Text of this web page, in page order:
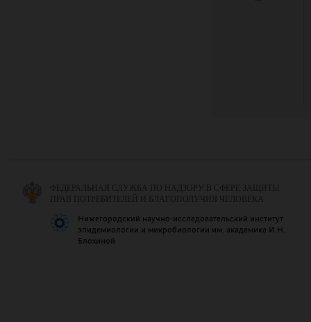
ФЕДЕРАЛЬНАЯ СЛУЖБА ПО НАДЗОРУ В СФЕРЕ ЗАЩИТЫ
ПРАВ ПОТРЕБИТЕЛЕЙ И БЛАГОПОЛУЧИЯ ЧЕЛОВЕКА
Нижегородский научно-исследовательский институт
эпидемиологии и микробиологии им. академика И.Н.
Блохиной